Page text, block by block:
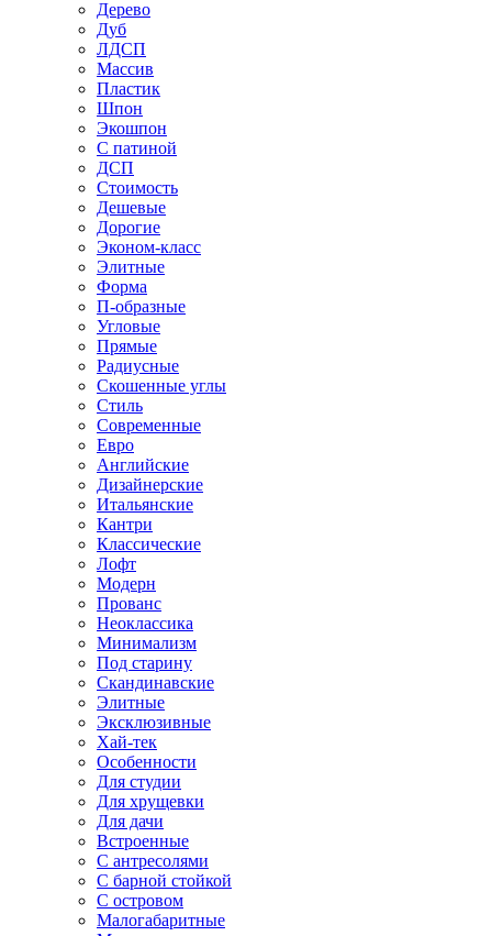
Дерево
Дуб
ЛДСП
Массив
Пластик
Шпон
Экошпон
С патиной
ДСП
Стоимость
Дешевые
Дорогие
Эконом-класс
Элитные
Форма
П-образные
Угловые
Прямые
Радиусные
Скошенные углы
Стиль
Современные
Евро
Английские
Дизайнерские
Итальянские
Кантри
Классические
Лофт
Модерн
Прованс
Неоклассика
Минимализм
Под старину
Скандинавские
Элитные
Эксклюзивные
Хай-тек
Особенности
Для студии
Для хрущевки
Для дачи
Встроенные
С антресолями
С барной стойкой
С островом
Малогабаритные